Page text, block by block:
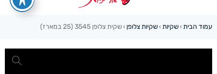
עמוד הבית ›שקיות ›שקיות צלופן › שקית צלופן 3545 (25 במארז)